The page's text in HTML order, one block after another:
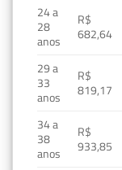
24 a
28
anos
R$
682,64
29 a
33
anos
R$
819,17
34 a
38
anos
R$
933,85